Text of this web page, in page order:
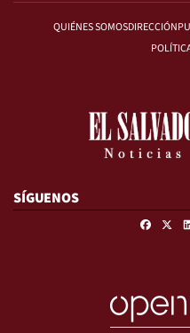
QUIÉNES SOMOSDIRECCIÓN
SÍGUENOS